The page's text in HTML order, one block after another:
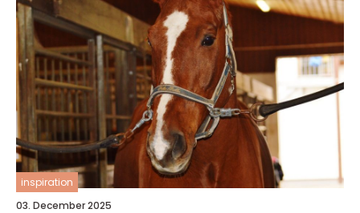
inspiration
03. December 2025